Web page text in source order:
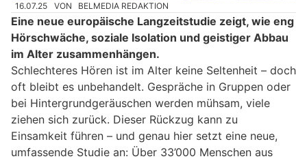
16.07.25 VON BELMEDIA REDAKTION
Eine neue europäische Langzeitstudie zeigt, wie eng
Hörschwäche, soziale Isolation und geistiger Abbau
im Alter zusammenhängen.
Schlechteres Hören ist im Alter keine Seltenheit – doch
oft bleibt es unbehandelt. Gespräche in Gruppen oder
bei Hintergrundgeräuschen werden mühsam, viele
ziehen sich zurück. Dieser Rückzug kann zu
Einsamkeit führen – und genau hier setzt eine neue,
umfassende Studie an: Über 33’000 Menschen aus